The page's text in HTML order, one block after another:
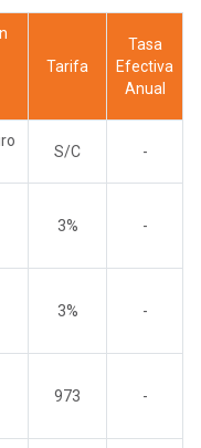
Tarifa
Tasa
Efectiva
Anual
S/C -
3% -
3% -
973 -